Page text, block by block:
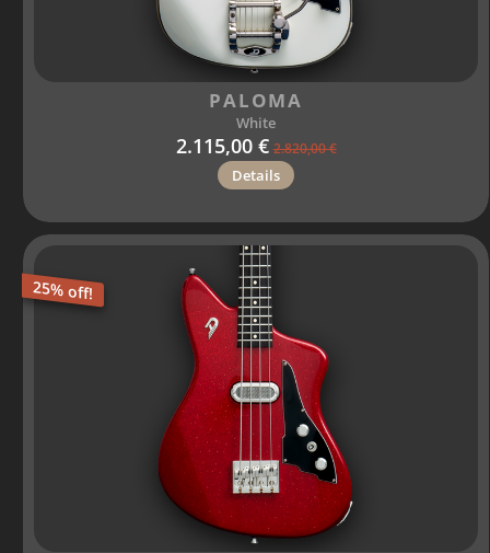
2.115,00 € 2.820,00 €
PALOMA
White
Details
25% off!